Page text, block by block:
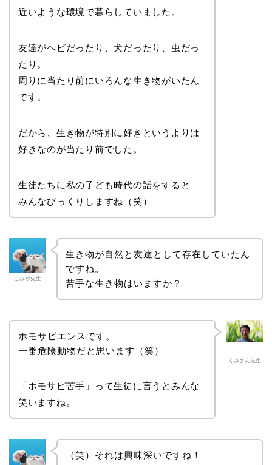
近いような環境で暮らしていました。
友達がヘビだったり、犬だったり、虫だっ
たり。
周りに当たり前にいろんな生き物がいたん
です。
だから、生き物が特別に好きというよりは
好きなのが当たり前でした。
生徒たちに私の子ども時代の話をすると
みんなびっくりしますね（笑）
こみや先生
生き物が自然と友達として存在していたん
ですね。
苦手な生き物はいますか？
くみさん先生
ホモサピエンスです。
一番危険動物だと思います（笑）
「ホモサピ苦手」って生徒に言うとみんな
笑いますね。
（笑）それは興味深いですね！